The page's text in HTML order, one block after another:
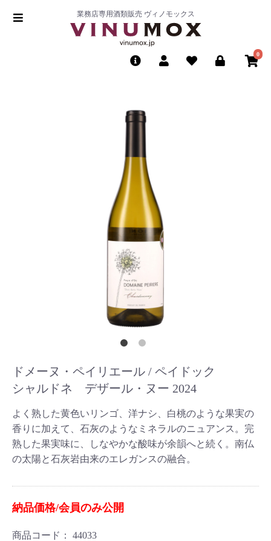
業務店専用酒類販売 ヴィノモックス
0
ドメーヌ・ペイリエール / ペイドック
シャルドネ デザール・ヌー 2024
よく熟した黄色いリンゴ、洋ナシ、白桃のような果実の
香りに加えて、石灰のようなミネラルのニュアンス。完
熟した果実味に、しなやかな酸味が余韻へと続く。南仏
の太陽と石灰岩由来のエレガンスの融合。
納品価格/会員のみ公開
商品コード： 44033